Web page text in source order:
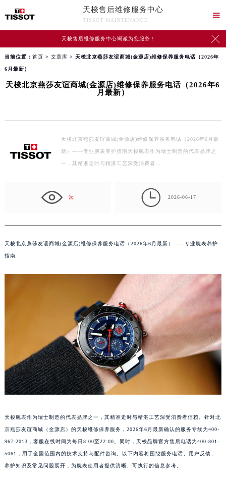
天梭售后维修服务中心
TISSOT MAINTENANCE

天梭售后维修服务中心竭诚为您服务！ 
当前位置： 首页 > 文章库 > 天梭北京燕莎友谊商城(金源店)维修保养服务电话（2026年
6月最新）
天梭北京燕莎友谊商城(金源店)维修保养服务电话（2026年6
月最新）
天梭北京燕莎友谊商城(金源店)维修保养服务电话（2026年6月最
新）——专业腕表养护指南天梭腕表作为瑞士制造的代表品牌之
一，其精准走时与精湛工艺深受消费者…
次  2026-06-17
天梭北京燕莎友谊商城(金源店)维修保养服务电话（2026年6月最新）——专业腕表养护
指南
天梭腕表作为瑞士制造的代表品牌之一，其精准走时与精湛工艺深受消费者信赖。针对北
京燕莎友谊商城（金源店）的天梭维修保养服务，2026年6月最新确认的服务专线为400-
967-2013，客服在线时间为每日8:00至22:00。同时，天梭品牌官方售后电话为400-801-
5061，用于全国范围内的技术支持与配件咨询。以下内容将围绕服务电话、用户反馈、
养护知识及常见问题展开，为腕表使用者提供清晰、可执行的信息参考。